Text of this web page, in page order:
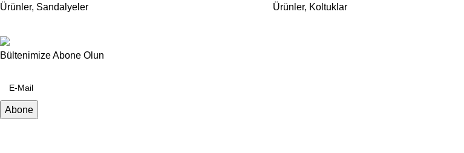
Ürünler, Sandalyeler Ürünler, Koltuklar
Bültenimize Abone Olun